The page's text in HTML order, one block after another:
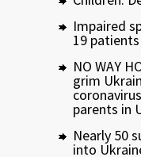
Impaired
19 patients
NO WAY
grim
parents in
Nearly 50
into